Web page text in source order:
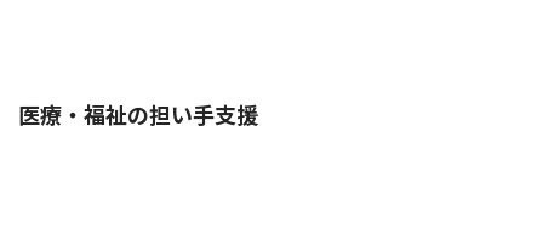
医療・福祉の担い手支援